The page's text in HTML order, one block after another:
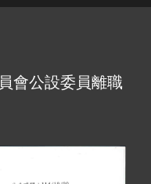
會公設委員離職